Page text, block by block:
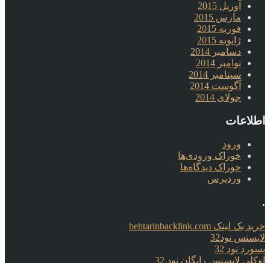
آوریل 2015
مارس 2015
فوریه 2015
ژانویه 2015
دسامبر 2014
نوامبر 2014
سپتامبر 2014
آگوست 2014
جولای 2014
اطلاعات
ورود
خوراک ورودی‌ها
خوراک دیدگاه‌ها
وردپرس
.
خرید بک لینک behtarinbacklink.com
لایسنس نود32
پسورد نود 32
اوکلی لایسنس رایگان نود 32